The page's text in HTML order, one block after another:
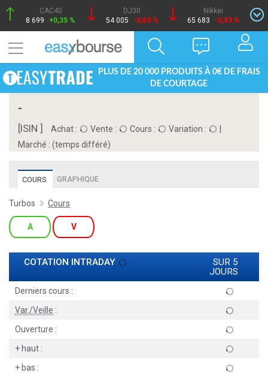
CAC40
8 699
+0,35 %
DJ30
54 005
-0,63 %
Nikkei
65 683
-0,93 %
PLUS DE 20 000 PRODUITS À 0€ DE FRAIS
DE COURTAGE
-
[ISIN ] Achat : Vente : Cours : Variation :
Marché : (temps différé)
COURS GRAPHIQUE
Turbos Cours
A V
COTATION INTRADAY
SUR 5
JOURS
Derniers cours :
Var./Veille :
Ouverture :
+ haut :
+ bas :